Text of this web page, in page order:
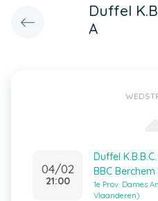
Duffel
A
04/02
21:00
Duffel
BBC Berchem
1e Prov. Dames
Vlaanderen)